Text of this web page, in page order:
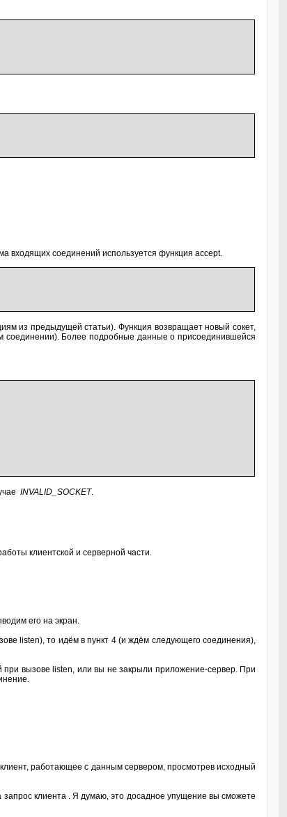
входящих соединений используется функция accept.
из предыдущей статьи). Функция возвращает новый сокет,
соединении). Более подробные данные о присоединившейся
INVALID_SOCKET.
клиентской и серверной части.
его на экран.
listen), то идём в пункт 4 (и ждём следующего соединения),
при вызове listen, или вы не закрыли приложение-сервер. При
работающее с данным сервером, просмотрев исходный
клиента . Я думаю, это досадное упущение вы сможете